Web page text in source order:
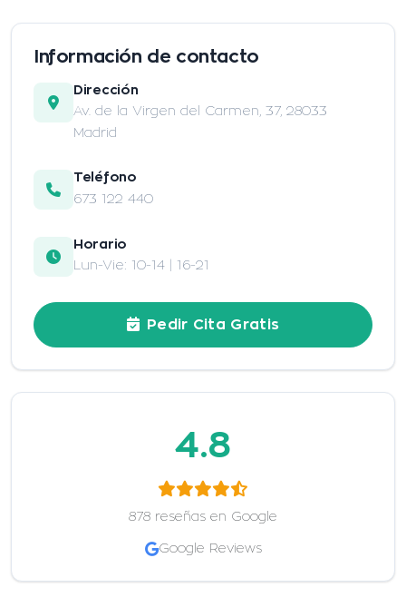
Información de contacto
Dirección
Av. de la Virgen del Carmen, 37, 28033
Madrid
Teléfono
673 122 440
Horario
Lun-Vie: 10-14 | 16-21
Pedir Cita Gratis
4.8
878 reseñas en Google
Google Reviews